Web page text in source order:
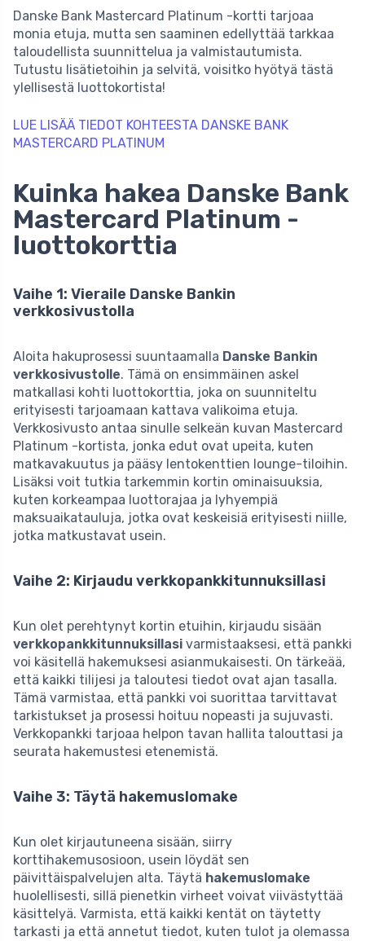
Danske Bank Mastercard Platinum -kortti tarjoaa
monia etuja, mutta sen saaminen edellyttää tarkkaa
taloudellista suunnittelua ja valmistautumista.
Tutustu lisätietoihin ja selvitä, voisitko hyötyä tästä
ylellisestä luottokortista!
LUE LISÄÄ TIEDOT KOHTEESTA DANSKE BANK
MASTERCARD PLATINUM
Kuinka hakea Danske Bank
Mastercard Platinum -
luottokorttia
Vaihe 1: Vieraile Danske Bankin
verkkosivustolla
Aloita hakuprosessi suuntaamalla Danske Bankin
verkkosivustolle. Tämä on ensimmäinen askel
matkallasi kohti luottokorttia, joka on suunniteltu
erityisesti tarjoamaan kattava valikoima etuja.
Verkkosivusto antaa sinulle selkeän kuvan Mastercard
Platinum -kortista, jonka edut ovat upeita, kuten
matkavakuutus ja pääsy lentokenttien lounge-tiloihin.
Lisäksi voit tutkia tarkemmin kortin ominaisuuksia,
kuten korkeampaa luottorajaa ja lyhyempiä
maksuaikatauluja, jotka ovat keskeisiä erityisesti niille,
jotka matkustavat usein.
Vaihe 2: Kirjaudu verkkopankkitunnuksillasi
Kun olet perehtynyt kortin etuihin, kirjaudu sisään
verkkopankkitunnuksillasi varmistaaksesi, että pankki
voi käsitellä hakemuksesi asianmukaisesti. On tärkeää,
että kaikki tilijesi ja taloutesi tiedot ovat ajan tasalla.
Tämä varmistaa, että pankki voi suorittaa tarvittavat
tarkistukset ja prosessi hoituu nopeasti ja sujuvasti.
Verkkopankki tarjoaa helpon tavan hallita talouttasi ja
seurata hakemustesi etenemistä.
Vaihe 3: Täytä hakemuslomake
Kun olet kirjautuneena sisään, siirry
korttihakemusosioon, usein löydät sen
päivittäispalvelujen alta. Täytä hakemuslomake
huolellisesti, sillä pienetkin virheet voivat viivästyttää
käsittelyä. Varmista, että kaikki kentät on täytetty
tarkasti ja että annetut tiedot, kuten tulot ja olemassa